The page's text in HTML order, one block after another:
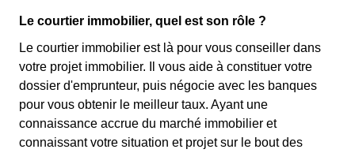
Le courtier immobilier, quel est son rôle ?
Le courtier immobilier est là pour vous conseiller dans
votre projet immobilier. Il vous aide à constituer votre
dossier d'emprunteur, puis négocie avec les banques
pour vous obtenir le meilleur taux. Ayant une
connaissance accrue du marché immobilier et
connaissant votre situation et projet sur le bout des